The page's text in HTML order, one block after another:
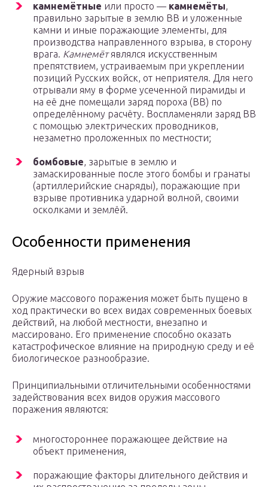
камнемётные или просто — камнемёты,
правильно зарытые в землю ВВ и уложенные
камни и иные поражающие элементы, для
производства направленного взрыва, в сторону
врага. Камнемётявлялся искусственным
препятствием, устраиваемым при укреплении
позиций Русских войск, от неприятеля. Для него
отрывали яму в форме усеченной пирамиды и
на её дне помещали заряд пороха (ВВ) по
определённому расчёту. Воспламеняли заряд ВВ
с помощью электрических проводников,
незаметно проложенных по местности;
бомбовые, зарытые в землю и
замаскированные после этого бомбы и гранаты
(артиллерийские снаряды), поражающие при
взрыве противника ударной волной, своими
осколками и землёй.
Особенности применения
Ядерный взрыв
Оружие массового поражения может быть пущено в
ход практически во всех видах современных боевых
действий, на любой местности, внезапно и
массировано. Его применение способно оказать
катастрофическое влияние на природную среду и её
биологическое разнообразие.
Принципиальными отличительными особенностями
задействования всех видов оружия массового
поражения являются:
многосторoннее поражающее действие на
объект применения,
поражающие факторы длительного действия и